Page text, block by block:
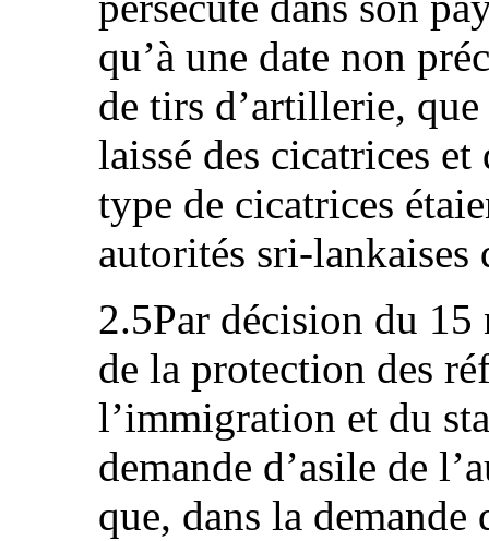
qu’à une date non
de tirs d’artillerie,
laissé des cicatrices
type de cicatrices
autorités sri-lankaises
2.5Par décision du
de la protection des
l’immigration et du
demande d’asile de
que, dans la demande